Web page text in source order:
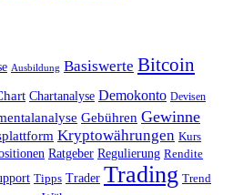
Ausbildung Basiswerte Bitcoin
Chartanalyse Demokonto Devisen
Gebühren Gewinne
Kryptowährungen Kurs
Ratgeber Regulierung Rendite
Tipps Trader Trading Trend